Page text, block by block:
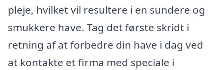
pleje, hvilket vil resultere i en sundere og
smukkere have. Tag det første skridt i
retning af at forbedre din have i dag ved
at kontakte et firma med speciale i